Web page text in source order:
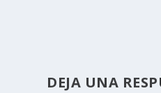
DEJA UNA